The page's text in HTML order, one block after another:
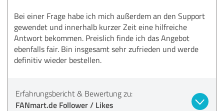
Bei einer Frage habe ich mich außerdem an den Support
gewendet und innerhalb kurzer Zeit eine hilfreiche
Antwort bekommen. Preislich finde ich das Angebot
ebenfalls fair. Bin insgesamt sehr zufrieden und werde
definitiv wieder bestellen.
Erfahrungsbericht & Bewertung zu:
FANmart.de Follower / Likes